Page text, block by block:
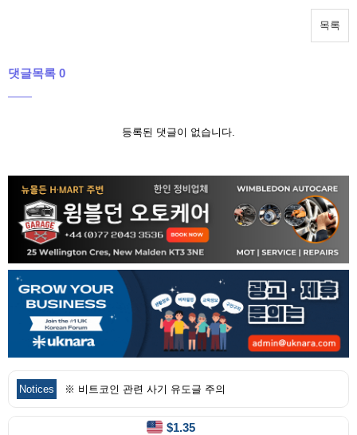
목록
댓글목록 0
등록된 댓글이 없습니다.
Notices ※ 비트코인 관련 사기 유도글 주의
$1.35